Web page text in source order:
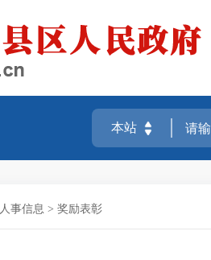
人事信息 > 奖励表彰